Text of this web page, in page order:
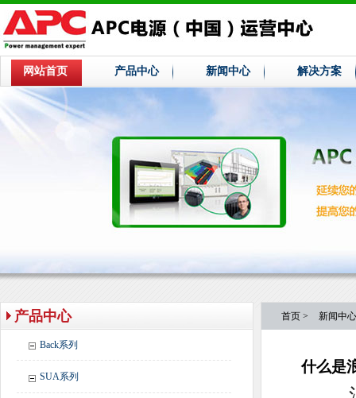
网站首页 产品中心 新闻中心 解决方案
产品中心
Back系列
SUA系列
首页 > 新闻中心
什么是